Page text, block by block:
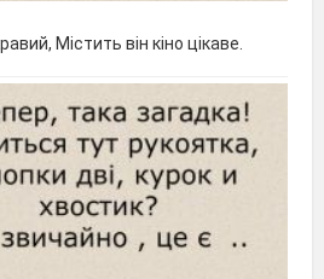
Містить він кіно цікаве.